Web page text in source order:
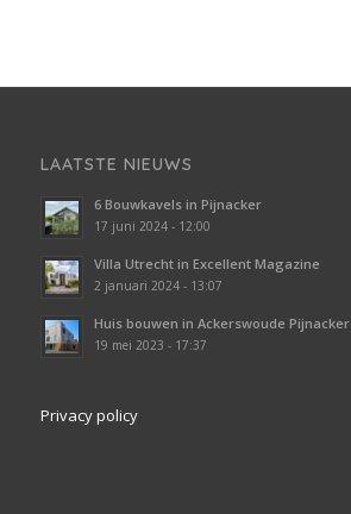
LAATSTE NIEUWS
6 Bouwkavels in Pijnacker
17 juni 2024 - 12:00
Villa Utrecht in Excellent Magazine
2 januari 2024 - 13:07
Huis bouwen in Ackerswoude Pijnacker
19 mei 2023 - 17:37
Privacy policy